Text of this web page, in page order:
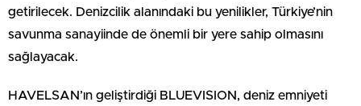
getirilecek. Denizcilik alanındaki bu yenilikler, Türkiye’nin
savunma sanayiinde de önemli bir yere sahip olmasını
sağlayacak.
HAVELSAN’ın geliştirdiği BLUEVISION, deniz emniyeti